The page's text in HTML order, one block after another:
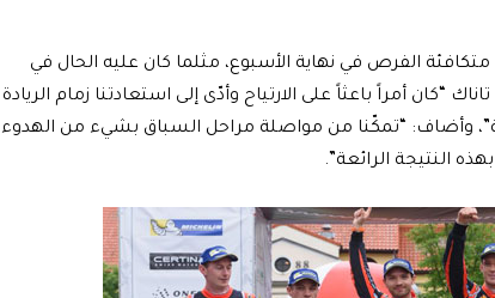
الفرص في نهاية الأسبوع، مثلما كان عليه الحال في
“كان أمراً باعثاً على الارتياح وأدّى إلى استعادتنا زمام الريادة
وأضاف: “تمكّنا من مواصلة مراحل السباق بشيء من الهدوء
النتيجة الرائعة”.